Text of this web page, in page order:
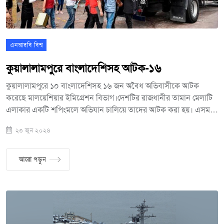
এনআরবি বিশ্ব
কুয়ালালামপুরে বাংলাদেশিসহ আটক-১৬
কুয়ালালামপুরে ১০ বাংলাদেশিসহ ১৬ জন অবৈধ অভিবাসীকে আটক
করেছে মালয়েশিয়ার ইমিগ্রেশন বিভাগ।দেশটির রাজধানীর তামান মেলাটি
এলাকার একটি শপিংমলে অভিযান চালিয়ে তাদের আটক করা হয়। এসময়
১০ জন বাংলাদেশি ছাড়াও, ইন্দোনেশিয়ার চারজন এবং ভারত ও
পাকিস্তানের দুজন নাগরিক রয়েছেন। তাদের মধ্যে স্থানীয় দুজন
নিয়োগকর্তাকেও আটক করা হয়েছে। অভিযান শেষে কুয়ালালামপুর
ইমিগ্রেশনের পরিচালক ওয়ান মোহাম্মদ সাউপি ওয়ান ইউসুফ
স্থানীয়র কাগজপত্র যাচাই করা হয়। তাতে দেখা যায়, ওই শপিংমলের ফুড
কোর্টের প্রায় সব স্টলে অবৈধ অভিবাসীদের নিয়োগ দেওয়া হয়েছে।
২৩ জুন ২০২৪
আরো পড়ুন